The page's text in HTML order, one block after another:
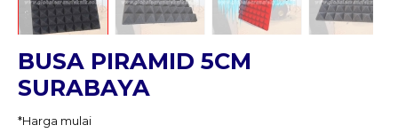
BUSA PIRAMID 5CM
SURABAYA
*Harga mulai